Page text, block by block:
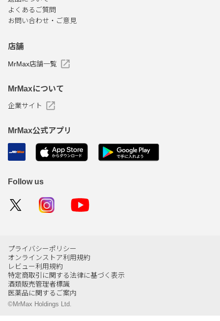
よくあるご質問
お問い合わせ・ご意見
店舗
MrMax店舗一覧
MrMaxについて
企業サイト
MrMax公式アプリ
Follow us
プライバシーポリシー
オンラインストア利用規約
レビュー利用規約
特定商取引に関する法律に基づく表示
酒類販売管理者標識
医薬品に関するご案内
©MrMax Holdings Ltd.